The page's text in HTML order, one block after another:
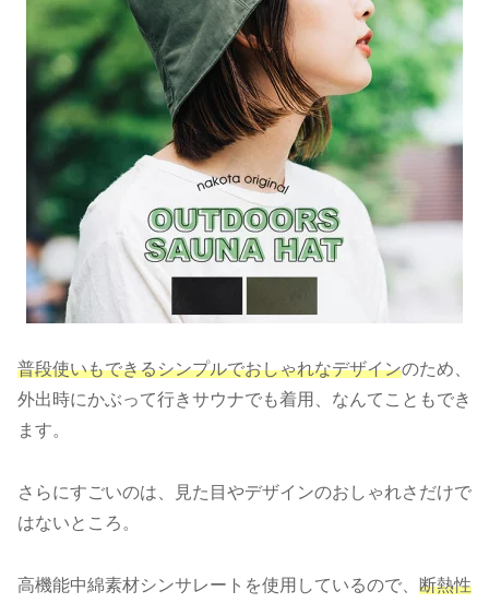
普段使いもできるシンプルでおしゃれなデザインのため、
外出時にかぶって行きサウナでも着用、なんてこともでき
ます。
さらにすごいのは、見た目やデザインのおしゃれさだけで
はないところ。
高機能中綿素材シンサレートを使用しているので、 断熱性